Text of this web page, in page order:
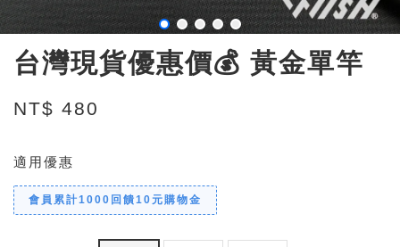
台灣現貨優惠價💰 黃金單竿
NT$ 480
適用優惠
會員累計1000回饋10元購物金